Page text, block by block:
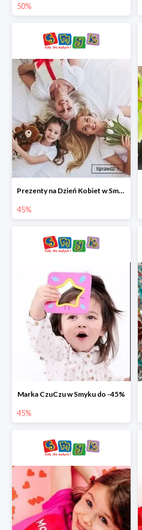
50%
Prezenty na Dzień Kobiet w Smyku do -45%
45%
Marka CzuCzu w Smyku do -45%
45%